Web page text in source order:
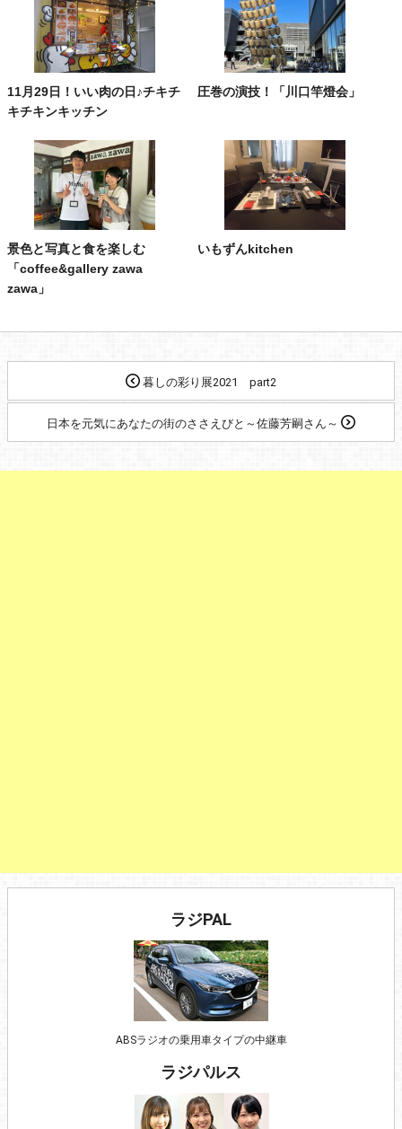
11月29日！いい肉の日♪チキチ
キチキンキッチン
圧巻の演技！「川口竿燈会」
景色と写真と食を楽しむ
「coffee&gallery zawa
zawa」
いもずんkitchen
暮しの彩り展2021 part2
日本を元気にあなたの街のささえびと～佐藤芳嗣さん～
ラジPAL
ABSラジオの乗用車タイプの中継車
ラジパルス